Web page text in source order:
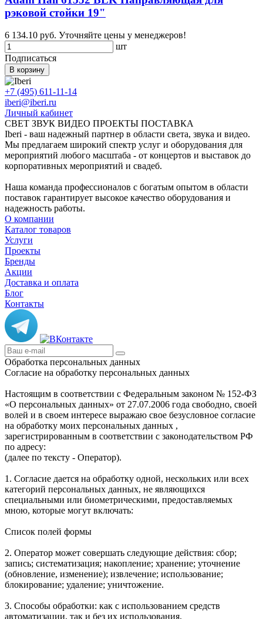
рэковой стойки 19"
6 134.10 руб. Уточняйте цены у менеджеров!
шт
Подписаться
В корзину
+7 (495) 611-11-14
iberi@iberi.ru
Личный кабинет
СВЕТ ЗВУК ВИДЕО ПРОЕКТЫ ПОСТАВКА
Iberi - ваш надежный партнер в области света, звука и видео.
Мы предлагаем широкий спектр услуг и оборудования для
мероприятий любого масштаба - от концертов и выставок до
корпоративных мероприятий и свадеб.
Наша команда профессионалов с богатым опытом в области
поставок гарантирует высокое качество оборудования и
надежность работы.
О компании
Каталог товаров
Услуги
Проекты
Бренды
Акции
Доставка и оплата
Блог
Контакты
Обработка персональных данных
Согласие на обработку персональных данных
Настоящим в соответствии с Федеральным законом № 152-ФЗ
«О персональных данных» от 27.07.2006 года свободно, своей
волей и в своем интересе выражаю свое безусловное согласие
на обработку моих персональных данных ,
зарегистрированным в соответствии с законодательством РФ
по адресу:
(далее по тексту - Оператор).
1. Согласие дается на обработку одной, нескольких или всех
категорий персональных данных, не являющихся
специальными или биометрическими, предоставляемых
мною, которые могут включать:
Список полей формы
2. Оператор может совершать следующие действия: сбор;
запись; систематизация; накопление; хранение; уточнение
(обновление, изменение); извлечение; использование;
блокирование; удаление; уничтожение.
3. Способы обработки: как с использованием средств
автоматизации, так и без их использования.